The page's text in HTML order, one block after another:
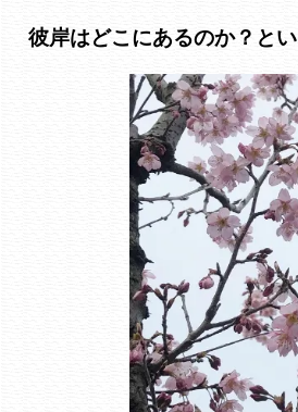
彼岸はどこにあるのか？と